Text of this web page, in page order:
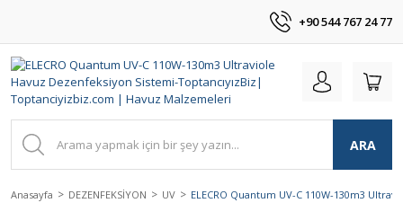
+90 544 767 24 77
ARA
Anasayfa DEZENFEKSİYON UV ELECRO Quantum UV-C 110W-130m3